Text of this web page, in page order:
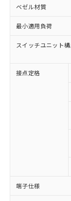
ベゼル材質
最小適用負荷
スイッチユニット
接点定格
端子仕様
対応
非含有に